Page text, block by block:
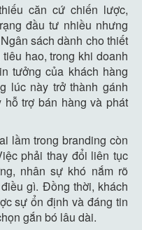
căn cứ chiến lược,
đầu tư nhiều nhưng
sách dành cho thiết
hao, trong khi doanh
tưởng của khách hàng
lúc này trở thành gánh
trợ bán hàng và phát
lầm trong branding còn
phải thay đổi liên tục
nhân sự khó nắm rõ
gì. Đồng thời, khách
sự ổn định và đáng tin
gắn bó lâu dài.